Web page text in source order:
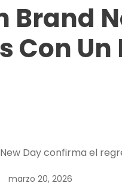
Brand
Con Un
Day confirma el
marzo 20, 2026